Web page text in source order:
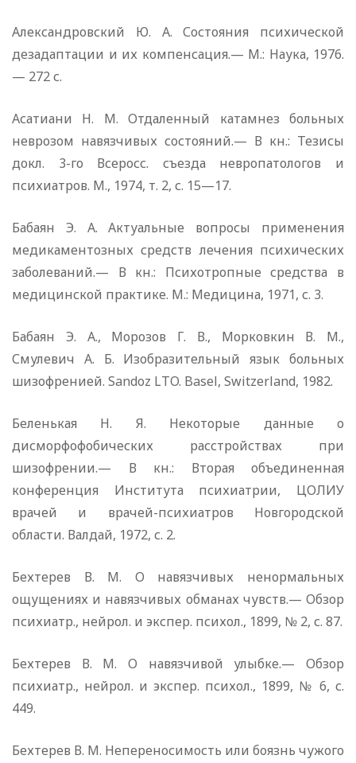
Александровский Ю. А. Состояния психической
дезадаптации и их компенсация.— М.: Наука, 1976.
— 272 с.
Асатиани Н. М. Отдаленный катамнез больных
неврозом навязчивых состояний.— В кн.: Тезисы
докл. 3-го Всеросс. съезда невропатологов и
психиатров. М., 1974, т. 2, с. 15—17.
Бабаян Э. А. Актуальные вопросы применения
медикаментозных средств лечения психических
заболеваний.— В кн.: Психотропные средства в
медицинской практике. М.: Медицина, 1971, с. 3.
Бабаян Э. А., Морозов Г. В., Морковкин В. М.,
Смулевич А. Б. Изобразительный язык больных
шизофренией. Sandoz LTO. Basel, Switzerland, 1982.
Беленькая Н. Я. Некоторые данные о
дисморфофобических расстройствах при
шизофрении.— В кн.: Вторая объединенная
конференция Института психиатрии, ЦОЛИУ
врачей и врачей-психиатров Новгородской
области. Валдай, 1972, с. 2.
Бехтерев В. М. О навязчивых ненормальных
ощущениях и навязчивых обманах чувств.— Обзор
психиатр., нейрол. и экспер. психол., 1899, № 2, с. 87.
Бехтерев В. М. О навязчивой улыбке.— Обзор
психиатр., нейрол. и экспер. психол., 1899, № 6, с.
449.
Бехтерев В. М. Непереносимость или боязнь чужого